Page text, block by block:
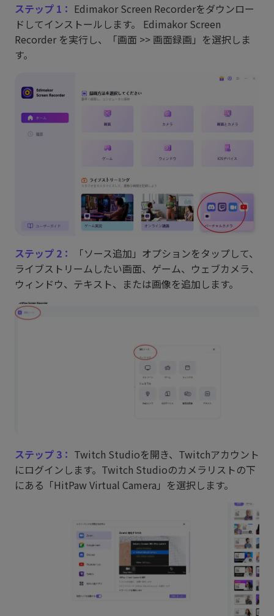
ステップ 1： Edimakor Screen Recorderをダウンロー
ドしてインストールします。 Edimakor Screen
Recorder を実行し、「画面 >> 画面録画」を選択しま
す。
ステップ 2：
「ソース追加」オプションをタップして、
ライブストリームしたい画面、ゲーム、ウェブカメラ、
ウィンドウ、テキスト、または画像を追加します。
ステップ 3： Twitch Studioを開き、Twitchアカウント
にログインします。Twitch Studioのカメラリストの下
にある「HitPaw Virtual Camera」を選択します。